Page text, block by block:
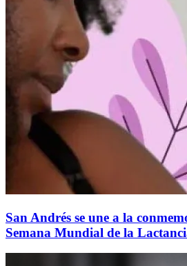
San Andrés se une a la
Semana Mundial de la